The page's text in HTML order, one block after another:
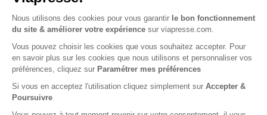
-48%
Abonnement 1 an
6 n° • Papier Offre réservée aux particuliers
254€00 Tarif Kiosque :492€
Tarif France métropolitaine